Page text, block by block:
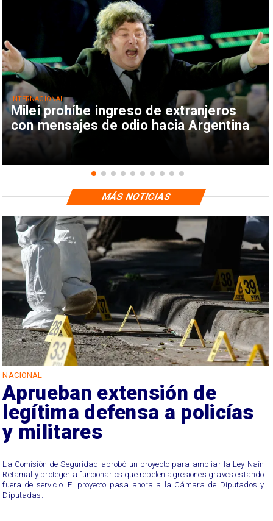
Milei prohíbe ingreso de extranjeros
con mensajes de odio hacia Argentina
INTERNACIONAL
NACIONAL
Aprueban extensión de
legítima defensa a policías
y militares
La Comisión de Seguridad aprobó un proyecto para ampliar la Ley Naín
Retamal y proteger a funcionarios que repelen agresiones graves estando
fuera de servicio. El proyecto pasa ahora a la Cámara de Diputados y
Diputadas.
MÁS NOTICIAS